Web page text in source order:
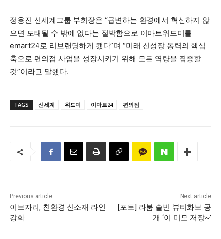
정용진 신세계그룹 부회장은 “급변하는 환경에서 혁신하지 않
으면 도태될 수 밖에 없다는 절박함으로 이마트위드미를
emart24로 리브랜딩하게 됐다”며 “미래 신성장 동력의 핵심
축으로 편의점 사업을 성장시키기 위해 모든 역량을 집중할
것”이라고 말했다.
TAGS 신세계 위드미 이마트24 편의점
Previous article
이브자리, 친환경·신소재 라인
강화
Next article
[포토] 라붐 솔빈 뷰티화보 공
개 ‘이 미모 저장~’